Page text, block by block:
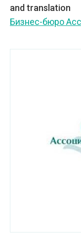
and translation
Бизнес-бюро